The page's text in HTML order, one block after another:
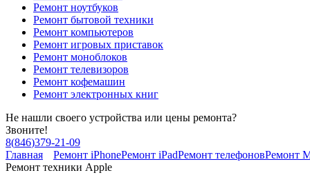
Ремонт ноутбуков
Ремонт бытовой техники
Ремонт компьютеров
Ремонт игровых приставок
Ремонт моноблоков
Ремонт телевизоров
Ремонт кофемашин
Ремонт электронных книг
Не нашли своего устройства или цены ремонта?
Звоните!
8(846)379-21-09
Главная
Ремонт iPhoneРемонт iPadРемонт телефоновРемонт
Ремонт техники Apple